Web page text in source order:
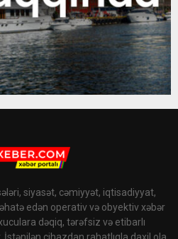
siyasət, cəmiyyət, iqtisadiyyat,
edən operativ və obyektiv xəbər
dəqiq, tərəfsiz və etibarlı